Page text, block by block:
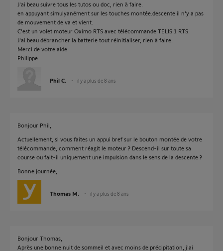
J'ai beau suivre tous les tutos ou doc, rien à faire.
en appuyant simulyanément sur les touches montée.descente il n'y a pas
de mouvement de va et vient.
C'est un volet moteur Oximo RTS avec télécommande TELIS 1 RTS.
J'ai beau débrancher la batterie tout réinitialiser, rien à faire.
Merci de votre aide
Philippe
Phil C. il y a plus de 8 ans
Bonjour Phil,
Actuellement, si vous faites un appui bref sur le bouton montée de votre
télécommande, comment réagit le moteur ? Descend-il sur toute sa
course ou fait-il uniquement une impulsion dans le sens de la descente ?
Bonne journée,
Thomas M. il y a plus de 8 ans
Bonjour Thomas,
Après une bonne nuit de sommeil et avec moins de précipitation, j'ai